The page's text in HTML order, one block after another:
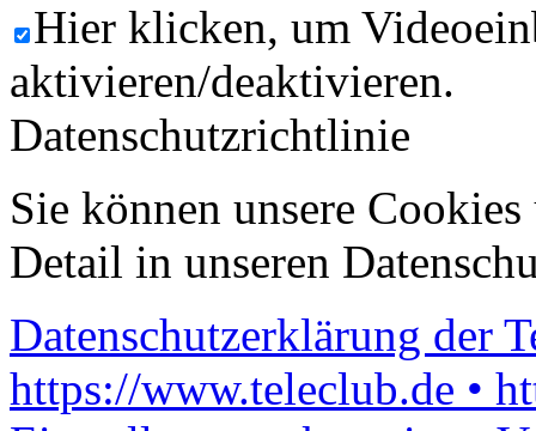
Hier klicken, um
aktivieren/deaktivieren.
Datenschutzrichtlinie
Sie können unsere
Detail in unseren
Datenschutzerklärung der
https://www.teleclub.de •